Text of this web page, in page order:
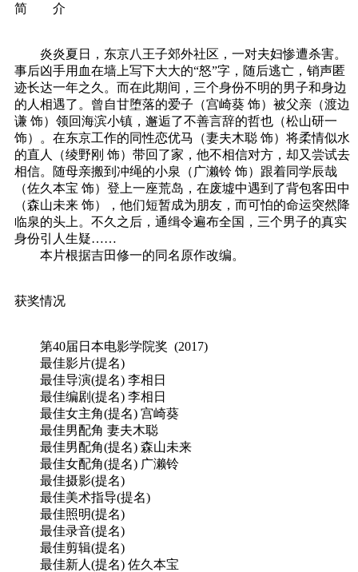
简 介
炎炎夏日，东京八王子郊外社区，一对夫妇惨遭杀害。
事后凶手用血在墙上写下大大的“怒”字，随后逃亡，销声匿
迹长达一年之久。而在此期间，三个身份不明的男子和身边
的人相遇了。曾自甘堕落的爱子（宫崎葵 饰）被父亲（渡边
谦 饰）领回海滨小镇，邂逅了不善言辞的哲也（松山研一
饰）。在东京工作的同性恋优马（妻夫木聪 饰）将柔情似水
的直人（绫野刚 饰）带回了家，他不相信对方，却又尝试去
相信。随母亲搬到冲绳的小泉（广濑铃 饰）跟着同学辰哉
（佐久本宝 饰）登上一座荒岛，在废墟中遇到了背包客田中
（森山未来 饰），他们短暂成为朋友，而可怕的命运突然降
临泉的头上。不久之后，通缉令遍布全国，三个男子的真实
身份引人生疑……
本片根据吉田修一的同名原作改编。
获奖情况
第40届日本电影学院奖 (2017)
最佳影片(提名)
最佳导演(提名) 李相日
最佳编剧(提名) 李相日
最佳女主角(提名) 宫崎葵
最佳男配角 妻夫木聪
最佳男配角(提名) 森山未来
最佳女配角(提名) 广濑铃
最佳摄影(提名)
最佳美术指导(提名)
最佳照明(提名)
最佳录音(提名)
最佳剪辑(提名)
最佳新人(提名) 佐久本宝